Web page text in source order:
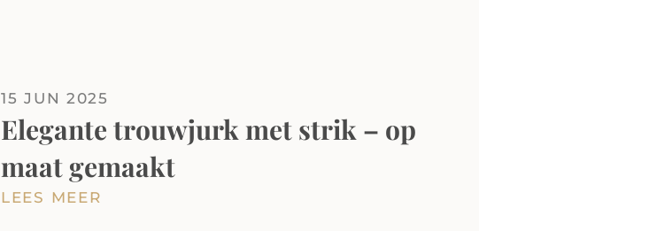
15 JUN 2025
Elegante trouwjurk met strik – op
maat gemaakt
LEES MEER